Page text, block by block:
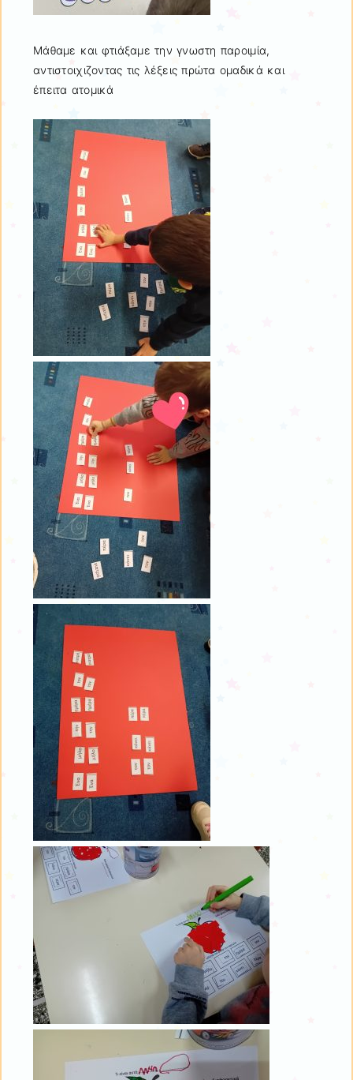
Μάθαμε και φτιάξαμε την γνωστη παροιμία,
αντιστοιχιζοντας τις λέξεις πρώτα ομαδικά και
έπειτα ατομικά